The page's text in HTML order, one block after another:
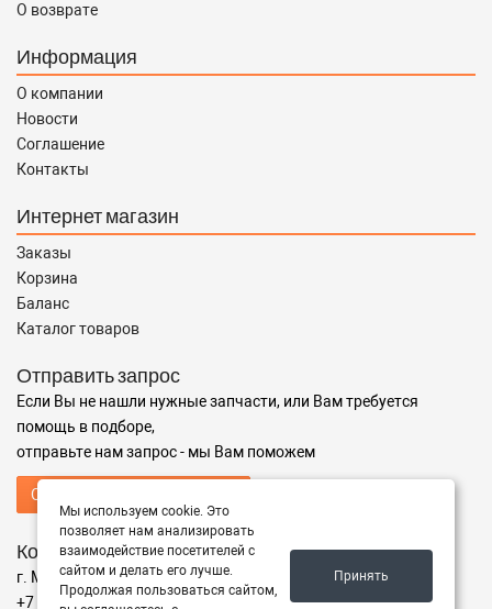
О возврате
Информация
О компании
Новости
Соглашение
Контакты
Интернет магазин
Заказы
Корзина
Баланс
Каталог товаров
Отправить запрос
Если Вы не нашли нужные запчасти, или Вам требуется
помощь в подборе,
отправьте нам запрос - мы Вам поможем
Отправить запрос продавцу
Контакты
г. Москва ул. Осенний бульвар 16 к 2
+7 495 748 9594
Мы используем cookie. Это
позволяет нам анализировать
взаимодействие посетителей с
сайтом и делать его лучше.
Продолжая пользоваться сайтом,
Принять